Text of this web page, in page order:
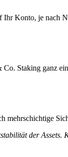
Konto, je nach
Staking ganz
mehrschichtige
der